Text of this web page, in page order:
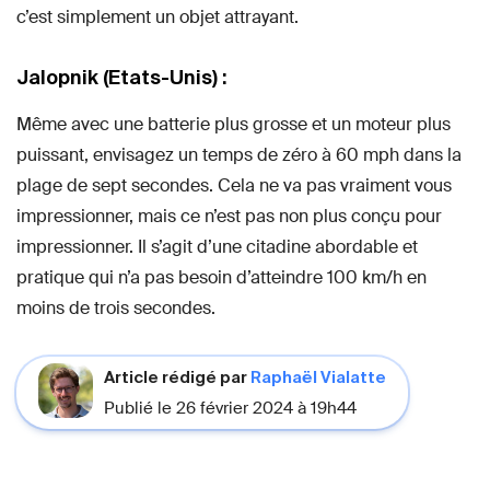
c’est simplement un objet attrayant.
Jalopnik (Etats-Unis) :
Même avec une batterie plus grosse et un moteur plus
puissant, envisagez un temps de zéro à 60 mph dans la
plage de sept secondes. Cela ne va pas vraiment vous
impressionner, mais ce n’est pas non plus conçu pour
impressionner. Il s’agit d’une citadine abordable et
pratique qui n’a pas besoin d’atteindre 100 km/h en
moins de trois secondes.
Article rédigé par Raphaël Vialatte
Publié le 26 février 2024 à 19h44